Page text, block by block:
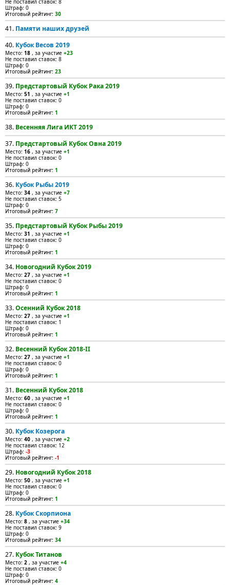
Не поставил ставок: 8
Штраф: 0
Итоговый рейтинг: 30
41. Памяти наших друзей
40. Кубок Весов 2019
Место: 18 , за участие +23
Не поставил ставок: 8
Штраф: 0
Итоговый рейтинг: 23
39. Предстартовый Кубок Рака 2019
Место: 51 , за участие +1
Не поставил ставок: 0
Штраф: 0
Итоговый рейтинг: 1
38. Весенняя Лига ИКТ 2019
37. Предстартовый Кубок Овна 2019
Место: 16 , за участие +1
Не поставил ставок: 0
Штраф: 0
Итоговый рейтинг: 1
36. Кубок Рыбы 2019
Место: 34 , за участие +7
Не поставил ставок: 5
Штраф: 0
Итоговый рейтинг: 7
35. Предстартовый Кубок Рыбы 2019
Место: 31 , за участие +1
Не поставил ставок: 0
Штраф: 0
Итоговый рейтинг: 1
34. Новогодний Кубок 2019
Место: 27 , за участие +1
Не поставил ставок: 0
Штраф: 0
Итоговый рейтинг: 1
33.Осенний Кубок 2018
Место: 27 , за участие +1
Не поставил ставок: 1
Штраф: 0
Итоговый рейтинг: 1
32. Весенний Кубок 2018-II
Место: 27 , за участие +1
Не поставил ставок: 0
Штраф: 0
Итоговый рейтинг: 1
31. Весенний Кубок 2018
Место: 60 , за участие +1
Не поставил ставок: 0
Штраф: 0
Итоговый рейтинг: 1
30. Кубок Козерога
Место: 40 , за участие +2
Не поставил ставок: 12
Штраф: -3
Итоговый рейтинг: -1
29. Новогодний Кубок 2018
Место: 50 , за участие +1
Не поставил ставок: 0
Штраф: 0
Итоговый рейтинг: 1
28. Кубок Скорпиона
Место: 8 , за участие +34
Не поставил ставок: 9
Штраф: 0
Итоговый рейтинг: 34
27. Кубок Титанов
Место: 2 , за участие +4
Не поставил ставок: 0
Штраф: 0
Итоговый рейтинг: 4